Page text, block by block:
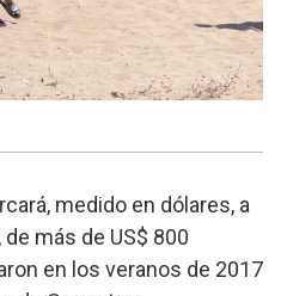
medido en dólares, a
más de US$ 800
en los veranos de 2017